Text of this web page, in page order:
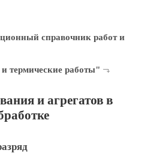
справочник работ и
термические работы"
и агрегатов в